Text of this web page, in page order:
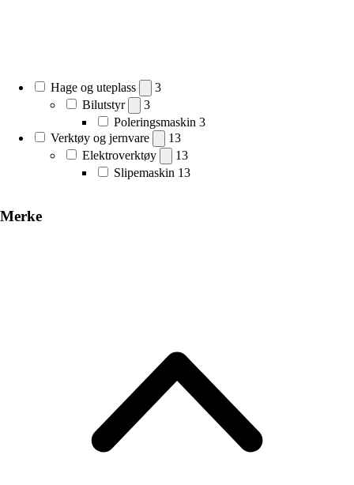
Hage og uteplass
3
Bilutstyr
3
Poleringsmaskin 3
Verktøy og jernvare
13
Elektroverktøy
13
Slipemaskin 13
Merke